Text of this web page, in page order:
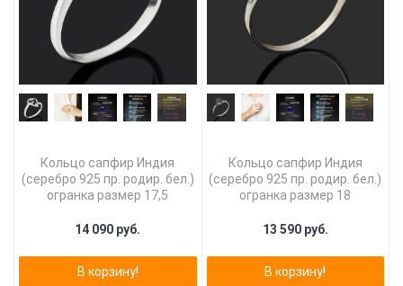
Кольцо сапфир Индия
(серебро 925 пр. родир. бел.)
огранка размер 17,5
14 090 руб.
В корзину!
Кольцо сапфир Индия
(серебро 925 пр. родир. бел.)
огранка размер 18
13 590 руб.
В корзину!